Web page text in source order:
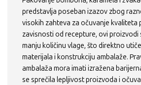
predstavlja poseban izazov zbog
visokih zahteva za očuvanje kvaliteta
zavisnosti od recepture, ovi proizvodi
manju količinu vlage, što direktno
materijala i konstrukciju ambalaže.
ambalaža mora imati izražena
se sprečila lepljivost proizvoda i